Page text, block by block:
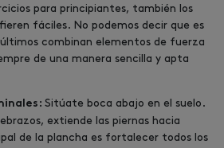
para principiantes, también los
fáciles. No podemos decir que es
últimos combinan elementos de fuerza
de una manera sencilla y apta
Sitúate boca abajo en el suelo.
extiende las piernas hacia
de la plancha es fortalecer todos los